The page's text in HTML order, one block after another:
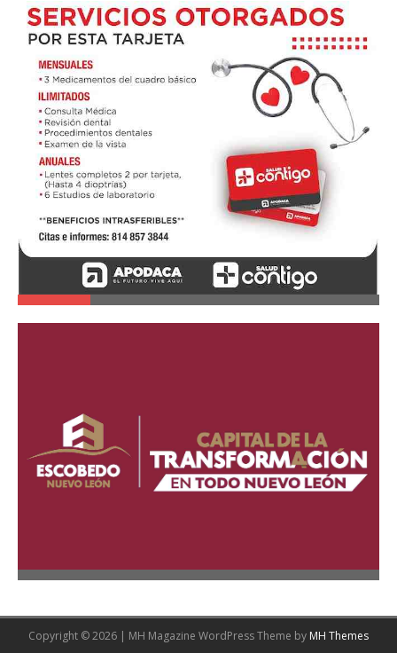
Copyright © 2026 | MH Magazine WordPress Theme by MH Themes